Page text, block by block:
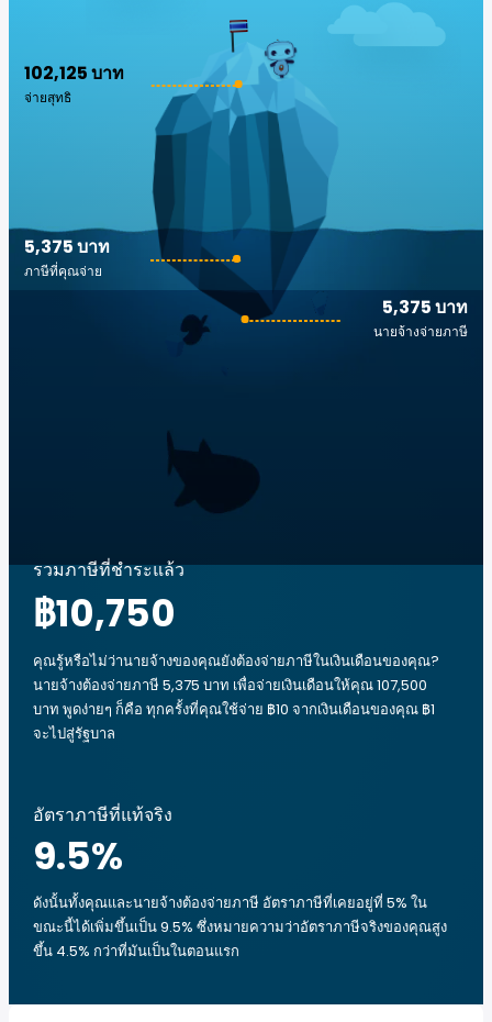
102,125 บาท
จ่ายสุทธิ
5,375 บาท
นายจ้างจ่ายภาษี
5,375 บาท
ภาษีที่คุณจ่าย
รวมภาษีที่ชำระแล้ว
฿10,750
คุณรู้หรือไม่ว่านายจ้างของคุณยังต้องจ่ายภาษีในเงินเดือนของคุณ?
นายจ้างต้องจ่ายภาษี 5,375 บาท เพื่อจ่ายเงินเดือนให้คุณ 107,500
บาท พูดง่ายๆ ก็คือ ทุกครั้งที่คุณใช้จ่าย ฿10 จากเงินเดือนของคุณ ฿1
จะไปสู่รัฐบาล
อัตราภาษีที่แท้จริง
9.5%
ดังนั้นทั้งคุณและนายจ้างต้องจ่ายภาษี อัตราภาษีที่เคยอยู่ที่ 5% ใน
ขณะนี้ได้เพิ่มขึ้นเป็น 9.5% ซึ่งหมายความว่าอัตราภาษีจริงของคุณสูง
ขึ้น 4.5% กว่าที่มันเป็นในตอนแรก